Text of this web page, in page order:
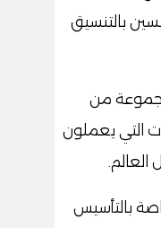
بالتنسيق
من
التي يعملون
بالتأسيس